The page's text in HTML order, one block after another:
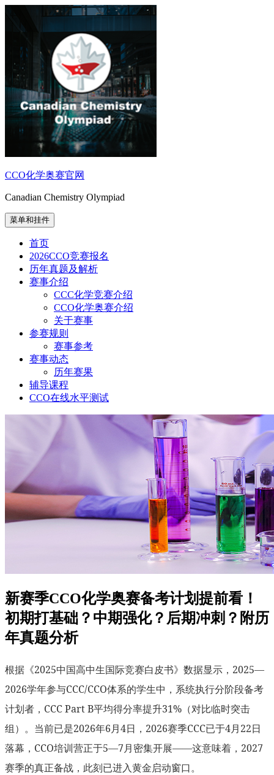
CCO化学奥赛官网
Canadian Chemistry Olympiad
菜单和挂件
首页
2026CCO竞赛报名
历年真题及解析
赛事介绍
CCC化学竞赛介绍
CCO化学奥赛介绍
关于赛事
参赛规则
赛事参考
赛事动态
历年赛果
辅导课程
CCO在线水平测试
新赛季CCO化学奥赛备考计划提前看！
初期打基础？中期强化？后期冲刺？附历
年真题分析
根据《2025中国高中生国际竞赛白皮书》数据显示，2025—
2026学年参与CCC/CCO体系的学生中，系统执行分阶段备考
计划者，CCC Part B平均得分率提升31%（对比临时突击
组）。当前已是2026年6月4日，2026赛季CCC已于4月22日
落幕，CCO培训营正于5—7月密集开展——这意味着，2027
赛季的真正备战，此刻已进入黄金启动窗口。